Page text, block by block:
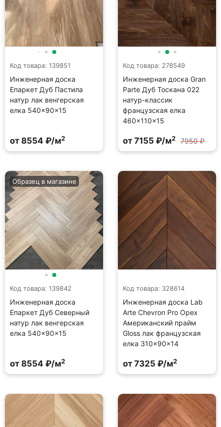
Код товара: 139851
Инженерная доска
Епаркет Дуб Пастила
натур лак венгерская
елка 540×90×15
от 8554 ₽/м2
Код товара: 278549
Инженерная доска Gran
Parte Дуб Тоскана 022
натур-классик
французская елка
460×110×15
от 7155 ₽/м2 7950 ₽
Код товара: 139842
Инженерная доска
Епаркет Дуб Северный
натур лак венгерская
елка 540×90×15
Образец в магазине
от 8554 ₽/м2
Код товара: 328614
Инженерная доска Lab
Arte Chevron Pro Орех
Американский прайм
Gloss лак французская
елка 310×90×14
от 7325 ₽/м2